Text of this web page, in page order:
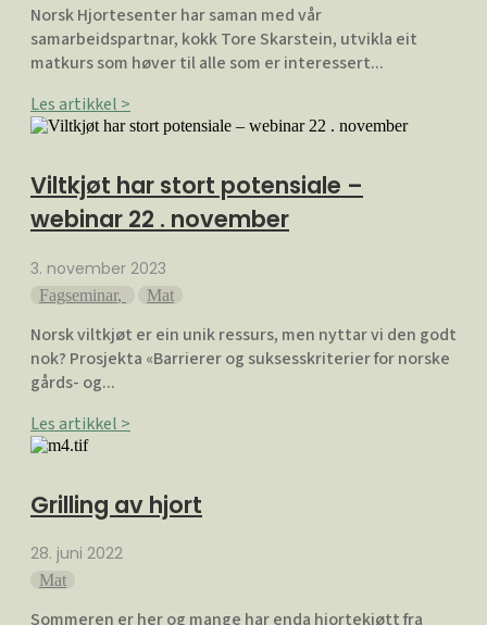
Norsk Hjortesenter har saman med vår
samarbeidspartnar, kokk Tore Skarstein, utvikla eit
matkurs som høver til alle som er interessert...
Les artikkel >
Viltkjøt har stort potensiale –
webinar 22 . november
3. november 2023
Fagseminar, Mat
Norsk viltkjøt er ein unik ressurs, men nyttar vi den godt
nok? Prosjekta «Barrierer og suksesskriterier for norske
gårds- og...
Les artikkel >
Grilling av hjort
28. juni 2022
Mat
Sommeren er her og mange har enda hjortekjøtt fra